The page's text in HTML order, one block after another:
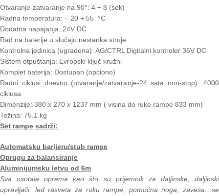
Otvaranje-zatvaranje na 90°: 4 ÷ 8 (sek)
Radna temperatura: – 20 + 55 °C
Dodatna napajanja: 24V DC
Rad na baterije u slučaju nestanka struje
Kontrolna jedinica (ugradena): AG/CTRL Digitalni kontroler 36V DC
Sistem otpuštanja: Evropski ključ kružni
Komplet baterija: Dostupan (opciono)
Radni ciklusi dnevno (otvaranje/zatvaranje-24 sata non-stop): 4000
ciklusa
Dimenzije: 380 x 270 x 1237 mm ( visina do ruke rampe 833 mm)
Težina: 75.1 kg
Set rampe sadrži:
Automatsku barijeru/stub rampe
Oprugu za balansiranje
Aluminijumsku letvu od 6m
Sva osotala oprema kao što su prijemnik za daljinske, daljinski
upravljači, led rasveta za ruku rampe, pomoćna noga, zavesa…se